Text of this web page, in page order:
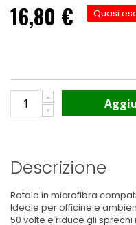
16,80 € Quasi
Descrizione
Rotolo in microfibra
Ideale per officine e
50 volte e riduce gli